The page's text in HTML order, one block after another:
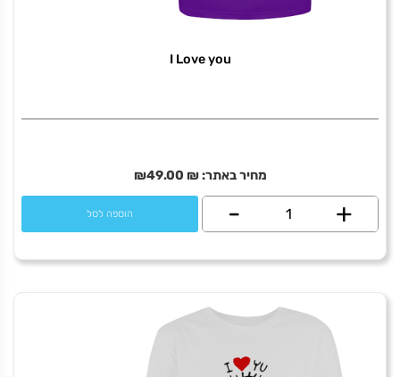
I Love you
מחיר באתר:₪
₪49.00
+
כמות
Love
- הוספה לסל